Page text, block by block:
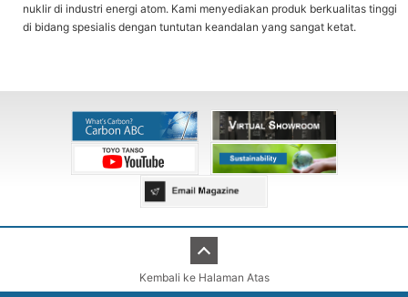
nuklir di industri energi atom. Kami menyediakan produk berkualitas tinggi
di bidang spesialis dengan tuntutan keandalan yang sangat ketat.
Kembali ke Halaman Atas